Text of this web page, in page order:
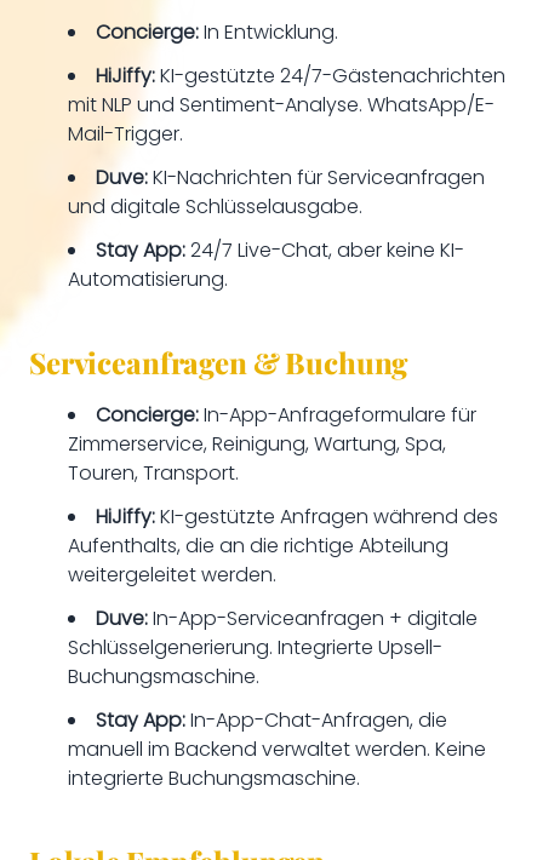
Concierge:In Entwicklung.
HiJiffy:KI-gestützte 24/7-Gästenachrichten
mit NLP und Sentiment-Analyse. WhatsApp/E-
Mail-Trigger.
Duve:KI-Nachrichten für Serviceanfragen
und digitale Schlüsselausgabe.
Stay App:24/7 Live-Chat, aber keine KI-
Automatisierung.
Serviceanfragen & Buchung
Concierge:In-App-Anfrageformulare für
Zimmerservice, Reinigung, Wartung, Spa,
Touren, Transport.
HiJiffy:KI-gestützte Anfragen während des
Aufenthalts, die an die richtige Abteilung
weitergeleitet werden.
Duve:In-App-Serviceanfragen + digitale
Schlüsselgenerierung. Integrierte Upsell-
Buchungsmaschine.
Stay App:In-App-Chat-Anfragen, die
manuell im Backend verwaltet werden. Keine
integrierte Buchungsmaschine.